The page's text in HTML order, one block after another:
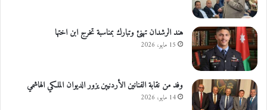
هند الرشدان تهنئ وتبارك بمناسبة تخرج ابن اختها
15 مايو، 2026
وفد من نقابة الفنانين الأردنيين يزور الديوان الملكي الهاشمي
14 مايو، 2026